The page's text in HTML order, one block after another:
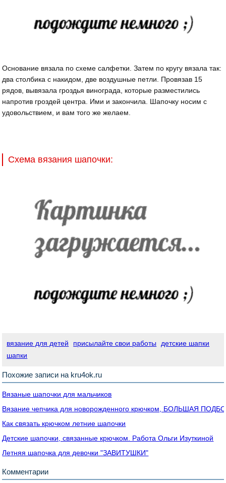
Основание вязала по схеме салфетки. Затем по кругу вязала так:
два столбика с накидом, две воздушные петли. Провязав 15
рядов, вывязала гроздья винограда, которые разместились
напротив гроздей центра. Ими и закончила. Шапочку носим с
удовольствием, и вам того же желаем.
Схема вязания шапочки:
вязание для детей присылайте свои работы
детские шапки
шапки
Похожие записи на kru4ok.ru
Вязаные шапочки для мальчиков
Вязание чепчика для новорожденного крючком, БОЛЬШАЯ
Как связать крючком летние шапочки
Детские шапочки, связанные крючком. Работа Ольги Изуткиной
Летняя шапочка для девочки "ЗАВИТУШКИ"
Комментарии